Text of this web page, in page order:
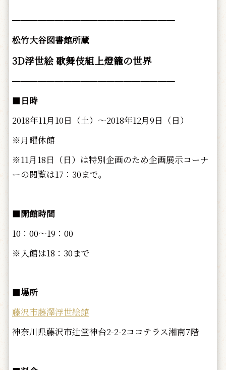
━━━━━━━━━━━━━━━━━━━
松竹大谷図書館所蔵
3D浮世絵 歌舞伎組上燈籠の世界
━━━━━━━━━━━━━━━━━━━
■ 日時
2018年11月10日（土）～2018年12月9日（日）
※月曜休館
※11月18日（日）は特別企画のため企画展示コーナ
ーの閲覧は17：30まで。
■開館時間
10：00～19：00
※入館は18：30まで
■場所
藤沢市藤澤浮世絵館
神奈川県藤沢市辻堂神台2-2-2ココテラス湘南7階